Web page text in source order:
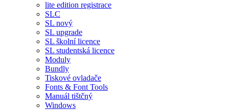
lite edition registrace
SLC
SL nový
SL upgrade
SL školní licence
SL studentská licence
Moduly
Bundly
Tiskové ovladače
Fonts & Font Tools
Manuál tištčný
Windows